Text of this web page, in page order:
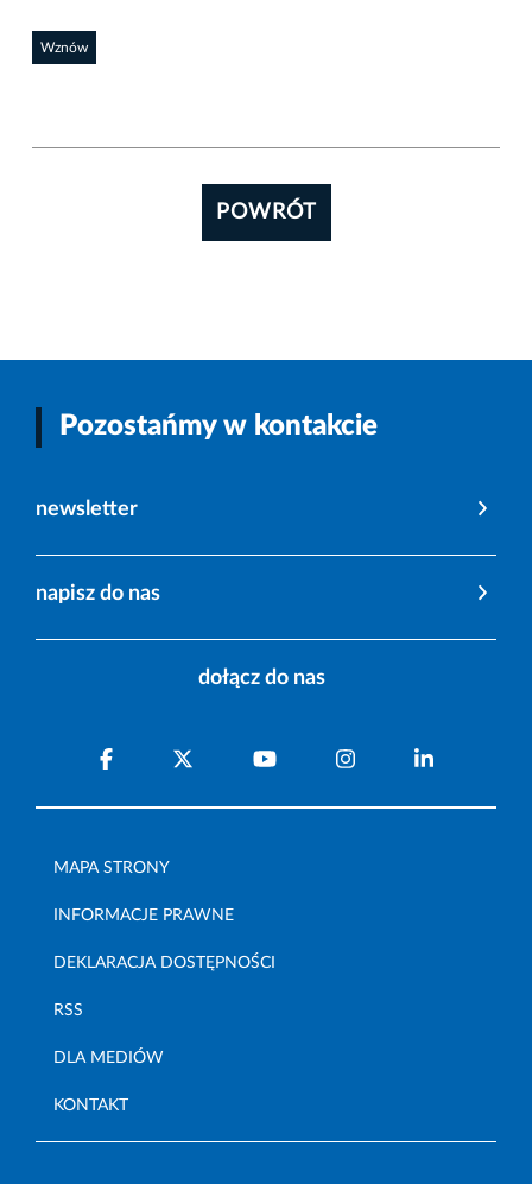
Wznów
POWRÓT
Pozostańmy w kontakcie
newsletter
napisz do nas
dołącz do nas
MAPA STRONY
INFORMACJE PRAWNE
DEKLARACJA DOSTĘPNOŚCI
RSS
DLA MEDIÓW
KONTAKT